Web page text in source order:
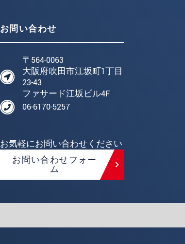
お問い合わせ
〒564-0063
大阪府吹田市江坂町1丁目
23-43
ファサード江坂ビル4F
06-6170-5257
お気軽にお問い合わせください
お問い合わせフォー
ム